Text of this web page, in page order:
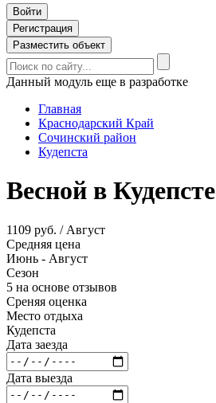
Войти
Регистрация
Разместить объект
Данный модуль еще в разработке
Главная
Краснодарский Край
Сочинский район
Кудепста
Весной в Кудепсте
1109 руб. / Август
Средняя цена
Июнь - Август
Сезон
5 на основе отзывов
Среняя оценка
Место отдыха
Кудепста
Дата заезда
Дата выезда